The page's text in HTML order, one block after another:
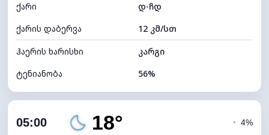
განათების ინდექსი 0 (ბნელი)
ღრუბლის სიმაღლე 10640 მ
ქარი
დ-ჩდ
ქარის დაბერვა
12 კმ/სთ
ჰაერის ხარისხი
კარგი
ტენიანობა
56%
ღრუბლიანობა
05:00 18° ◔ 4%